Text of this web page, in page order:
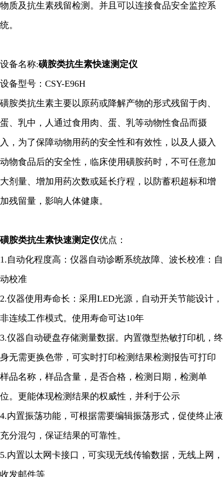
物质及抗生素残留检测。并且可以连接食品安全监控系
统。
设备名称:磺胺类抗生素快速测定仪
设备型号：CSY-E96H
磺胺类抗生素主要以原药或降解产物的形式残留于肉、
蛋、乳中，人通过食用肉、蛋、乳等动物性食品而摄
入，为了保障动物用药的安全性和有效性，以及人摄入
动物食品后的安全性，临床使用磺胺药时，不可任意加
大剂量、增加用药次数或延长疗程，以防蓄积超标和增
加残留量，影响人体健康。
磺胺类抗生素快速测定仪优点：
1.自动化程度高：仪器自动诊断系统故障、波长校准：自
动校准
2.仪器使用寿命长：采用LED光源，自动开关节能设计，
非连续工作模式。使用寿命可达10年
3.仪器自动硬盘存储测量数据。内置微型热敏打印机，终
身无需更换色带，可实时打印检测结果检测报告可打印
样品名称，样品含量，是否合格，检测日期，检测单
位。更能体现检测结果的权威性，并利于公示
4.内置振荡功能，可根据需要编辑振荡形式，促使终止液
充分混匀，保证结果的可靠性。
5.内置以太网卡接口，可实现无线传输数据，无线上网，
收发邮件等